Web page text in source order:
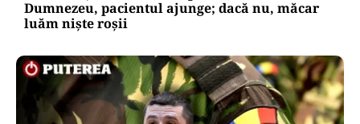
Dumnezeu, pacientul ajunge; dacă nu, măcar
luăm niște roșii